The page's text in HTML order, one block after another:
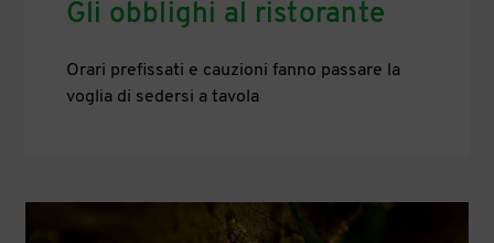
Gli obblighi al ristorante
Orari prefissati e cauzioni fanno passare la
voglia di sedersi a tavola